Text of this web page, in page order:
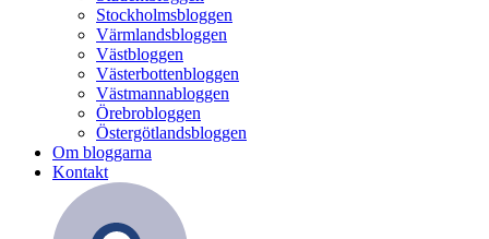
Stockholmsbloggen
Värmlandsbloggen
Västbloggen
Västerbottenbloggen
Västmannabloggen
Örebrobloggen
Östergötlandsbloggen
Om bloggarna
Kontakt